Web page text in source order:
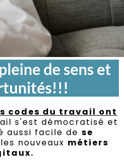
de sens et
codes du travail ont
s'est démocratisé et
aussi facile de se
nouveaux métiers